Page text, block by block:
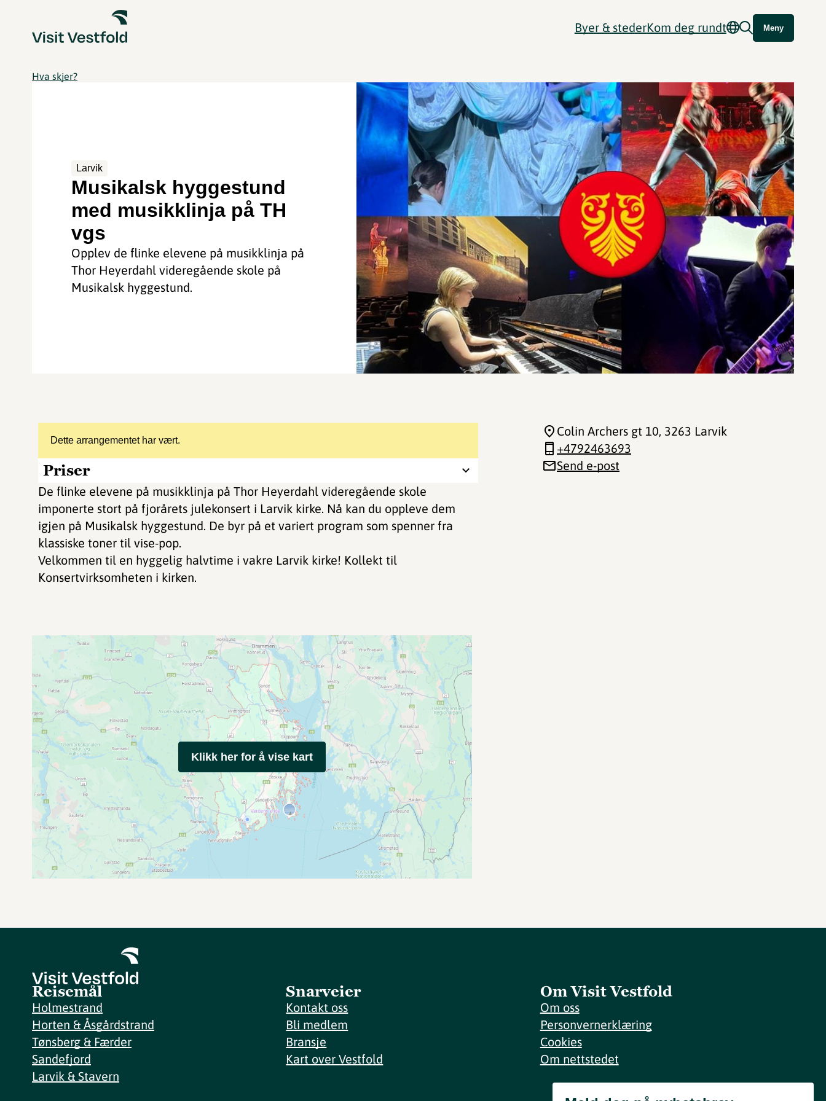
Byer & stederKom deg rundt Meny
Hva skjer?
Larvik
Musikalsk hyggestund
med musikklinja på TH
vgs
Opplev de flinke elevene på musikklinja på
Thor Heyerdahl videregående skole på
Musikalsk hyggestund.
Dette arrangementet har vært.
Priser
De flinke elevene på musikklinja på Thor Heyerdahl videregående skole
imponerte stort på fjorårets julekonsert i Larvik kirke. Nå kan du oppleve dem
igjen på Musikalsk hyggestund. De byr på et variert program som spenner fra
klassiske toner til vise-pop.
Velkommen til en hyggelig halvtime i vakre Larvik kirke! Kollekt til
Konsertvirksomheten i kirken.
Colin Archers gt 10, 3263 Larvik
+4792463693
Send e-post
Klikk her for å vise kart
Reisemål
Holmestrand
Horten & Åsgårdstrand
Tønsberg & Færder
Sandefjord
Larvik & Stavern
Snarveier
Kontakt oss
Bli medlem
Bransje
Kart over Vestfold
Om Visit Vestfold
Om oss
Personvernerklæring
Cookies
Om nettstedet
Meld deg på nyhetsbrev